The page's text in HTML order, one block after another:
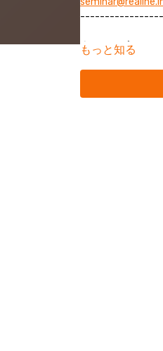
ウィメンズヘルス
（講師：蒲田和芳）
もっと知る